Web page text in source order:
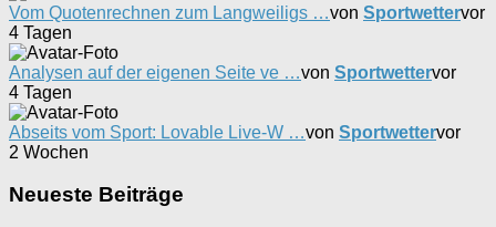
Vom Quotenrechnen zum Langweiligs …von Sportwettervor
4 Tagen
Analysen auf der eigenen Seite ve …von Sportwettervor
4 Tagen
Abseits vom Sport: Lovable Live-W …von Sportwettervor
2 Wochen
Neueste Beiträge